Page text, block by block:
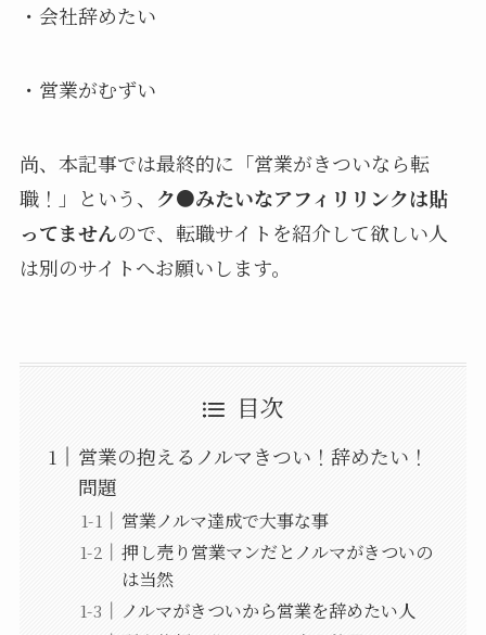
・会社辞めたい
・営業がむずい
尚、本記事では最終的に「営業がきついなら転
職！」という、 ク●みたいなアフィリリンクは貼
ってませんので、転職サイトを紹介して欲しい人
は別のサイトへお願いします。
目次
営業の抱えるノルマきつい！辞めたい！
問題
営業ノルマ達成で大事な事
押し売り営業マンだとノルマがきついの
は当然
ノルマがきついから営業を辞めたい人